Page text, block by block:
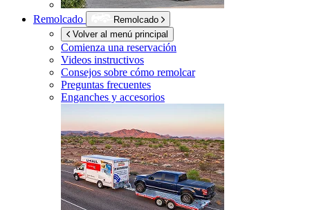
Remolcado
Remolcado
Volver al menú principal
Comienza una reservación
Videos instructivos
Consejos sobre cómo remolcar
Preguntas frecuentes
Enganches y accesorios